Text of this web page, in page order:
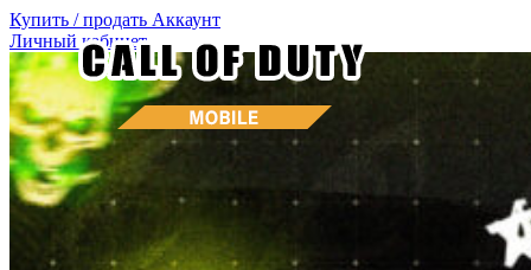
Купить / продать Аккаунт
Личный кабинет